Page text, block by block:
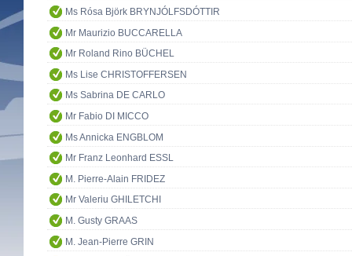
Ms Rósa Björk BRYNJÓLFSDÓTTIR
Mr Maurizio BUCCARELLA
Mr Roland Rino BÜCHEL
Ms Lise CHRISTOFFERSEN
Ms Sabrina DE CARLO
Mr Fabio DI MICCO
Ms Annicka ENGBLOM
Mr Franz Leonhard ESSL
M. Pierre-Alain FRIDEZ
Mr Valeriu GHILETCHI
M. Gusty GRAAS
M. Jean-Pierre GRIN